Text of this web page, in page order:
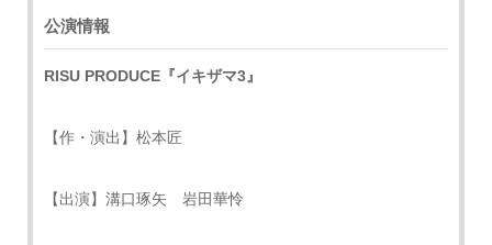
公演情報
RISU PRODUCE『イキザマ3』
【作・演出】松本匠
【出演】溝口琢矢 岩田華怜